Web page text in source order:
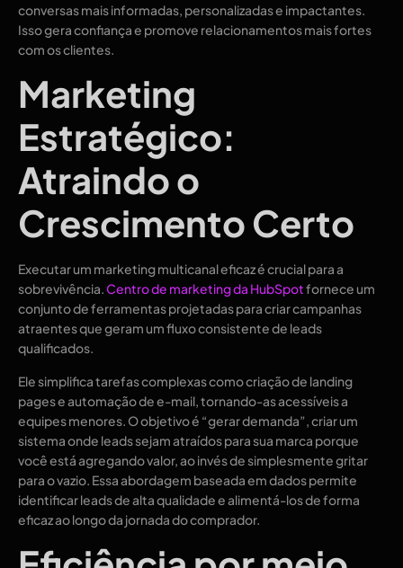
conversas mais informadas, personalizadas e impactantes.
Isso gera confiança e promove relacionamentos mais fortes
com os clientes.
Marketing
Estratégico:
Atraindo o
Crescimento Certo
Executar um marketing multicanal eficaz é crucial para a
sobrevivência.Centro de marketing da HubSpotfornece um
conjunto de ferramentas projetadas para criar campanhas
atraentes que geram um fluxo consistente de leads
qualificados.
Ele simplifica tarefas complexas como criação de landing
pages e automação de e-mail, tornando-as acessíveis a
equipes menores. O objetivo é “gerar demanda”, criar um
sistema onde leads sejam atraídos para sua marca porque
você está agregando valor, ao invés de simplesmente gritar
para o vazio. Essa abordagem baseada em dados permite
identificar leads de alta qualidade e alimentá-los de forma
eficaz ao longo da jornada do comprador.